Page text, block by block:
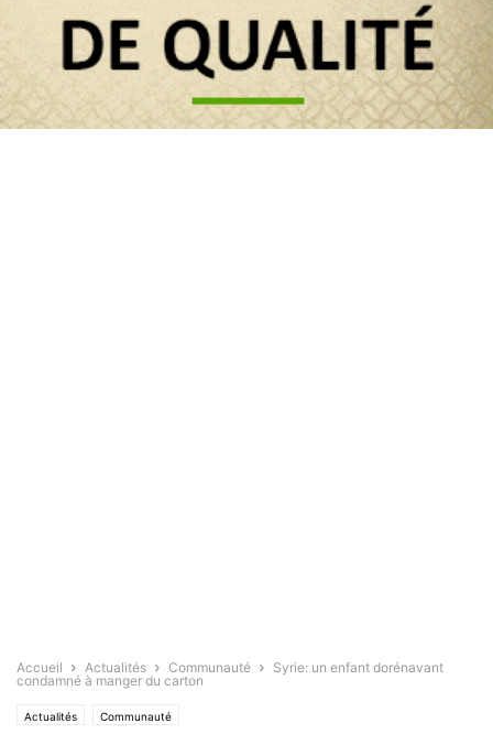
Accueil Actualités Communauté
Syrie: un enfant dorénavant
condamné à manger du carton
Actualités Communauté